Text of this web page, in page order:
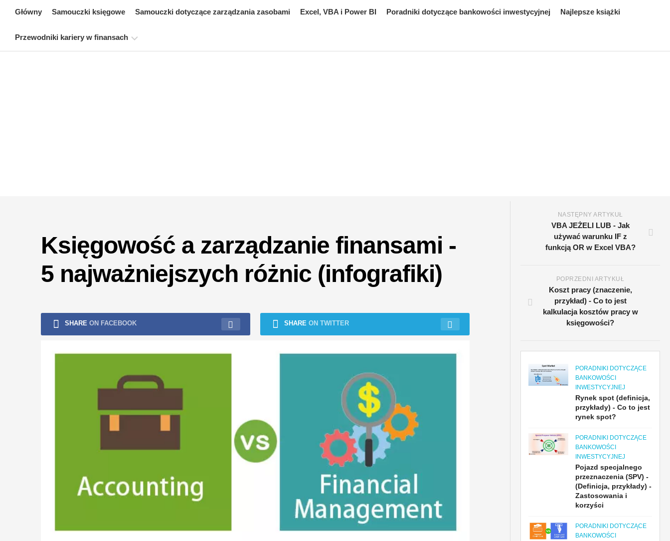
Główny Samouczki księgowe Samouczki dotyczące zarządzania zasobami Excel, VBA i Power BI Poradniki dotyczące bankowości inwestycyjnej Najlepsze książki
Przewodniki kariery w finansach
Księgowość a zarządzanie finansami -
5 najważniejszych różnic (infografiki)
SHARE ON FACEBOOK SHARE ON TWITTER
NASTĘPNY ARTYKUŁ
VBA JEŻELI LUB - Jak
używać warunku IF z
funkcją OR w Excel VBA?
POPRZEDNI ARTYKUŁ
Koszt pracy (znaczenie,
przykład) - Co to jest
kalkulacja kosztów pracy w
księgowości?
PORADNIKI DOTYCZĄCE
BANKOWOŚCI
INWESTYCYJNEJ
Rynek spot (definicja,
przykłady) - Co to jest
rynek spot?
PORADNIKI DOTYCZĄCE
BANKOWOŚCI
INWESTYCYJNEJ
Pojazd specjalnego
przeznaczenia (SPV) -
(Definicja, przykłady) -
Zastosowania i
korzyści
PORADNIKI DOTYCZĄCE
BANKOWOŚCI